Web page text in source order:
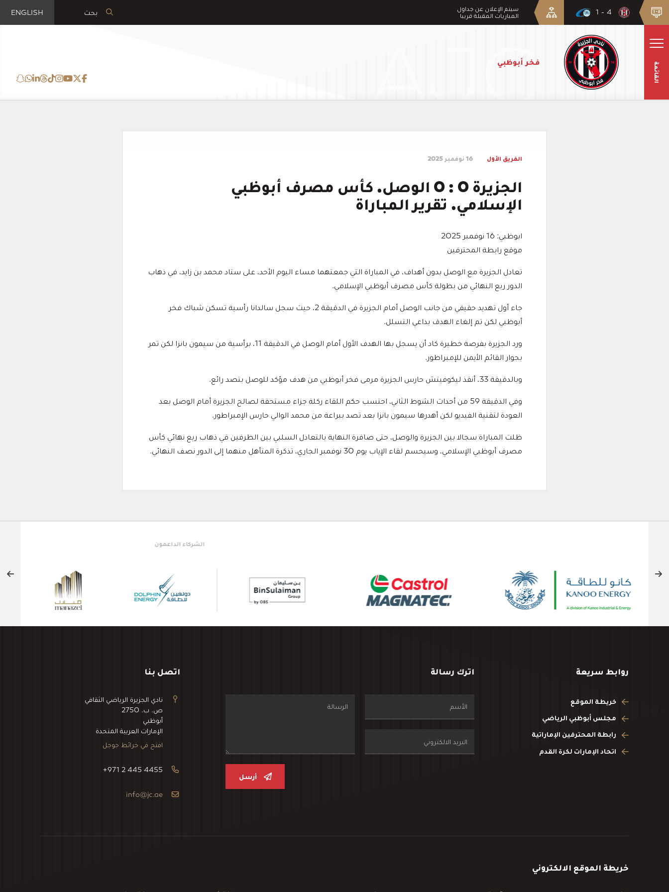
4 - 1
سيتم الإعلان عن جداول
المباريات المقبلة قريبا
ENGLISH
فخر أبوظبي القائمة
الفريق الأول 16 نوفمبر 2025
الجزيرة 0 : 0 الوصل. كأس مصرف أبوظبي
الإسلامي. تقرير المباراة
ابوظبي: 16 نوفمبر 2025
موقع رابطة المحترفين
تعادل الجزيرة مع الوصل بدون أهداف، في المباراة التي جمعتهما مساء اليوم الأحد، على ستاد محمد بن زايد، في ذهاب
الدور ربع النهائي من بطولة كأس مصرف أبوظبي الإسلامي.
جاء أول تهديد حقيقي من جانب الوصل أمام الجزيرة في الدقيقة 2، حيث سجل سالدانا رأسية تسكن شباك فخر
أبوظبي لكن تم إلغاء الهدف بداعي التسلل.
ورد الجزيرة بفرصة خطيرة كاد أن يسجل بها الهدف الأول أمام الوصل في الدقيقة 11، برأسية من سيمون بانزا لكن تمر
بجوار القائم الأيمن للإمبراطور.
وبالدقيقة 33، أنقذ ليكوفيتش حارس الجزيرة مرمى فخر أبوظبي من هدف مؤكد للوصل بتصد رائع.
وفي الدقيقة 59 من أحداث الشوط الثاني، احتسب حكم اللقاء ركلة جزاء مستحقة لصالح الجزيرة أمام الوصل بعد
العودة لتقنية الفيديو لكن أهدرها سيمون بانزا بعد تصد ببراعة من محمد الوالي حارس الإمبراطور.
ظلت المباراة سجالا بين الجزيرة والوصل، حتى صافرة النهاية بالتعادل السلبي بين الطرفين في ذهاب ربع نهائي كأس
مصرف أبوظبي الإسلامي، وسيحسم لقاء الإياب يوم 30 نوفمبر الجاري، تذكرة المتأهل منهما إلى الدور نصف النهائي.
روابط سريعة
خريطة الموقع
مجلس أبوظبي الرياضي
رابطة المحترفين الإماراتية
اتحاد الإمارات لكرة القدم
اترك رسالة
أرسل
اتصل بنا
نادي الجزيرة الرياضي الثقافي
ص. ب. 2750
أبوظبي
الإمارات العربية المتحدة
افتح في خرائط جوجل
+971 2 445 4455
info@jc.ae
خريطة الموقع الالكتروني